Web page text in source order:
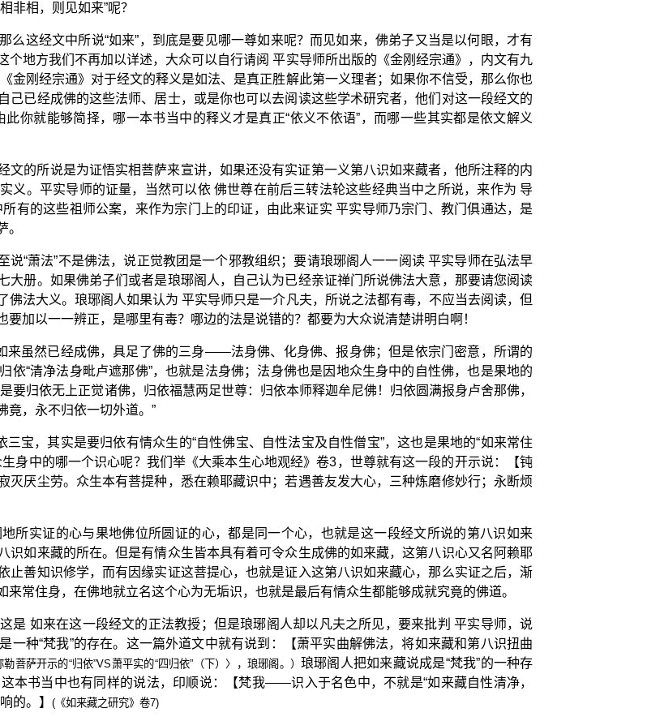
非相，则见如来”呢？
么这经文中所说“如来”，到底是要见哪一尊如来呢？而见如来，佛弟子又当是以何眼，才有
地方我们不再加以详述，大众可以自行请阅 平实导师所出版的《金刚经宗通》，内文有九
金刚经宗通》对于经文的释义是如法、是真正胜解此第一义理者；如果你不信受，那么你也
己已经成佛的这些法师、居士，或是你也可以去阅读这些学术研究者，他们对这一段经文的
你就能够简择，哪一本书当中的释义才是真正“依义不依语”，而哪一些其实都是依文解义
文的所说是为证悟实相菩萨来宣讲，如果还没有实证第一义第八识如来藏者，他所注释的内
义。平实导师的证量，当然可以依 佛世尊在前后三转法轮这些经典当中之所说，来作为 导
有的这些祖师公案，来作为宗门上的印证，由此来证实 平实导师乃宗门、教门俱通达，是
说“萧法”不是佛法，说正觉教团是一个邪教组织；要请琅琊阁人一一阅读 平实导师在弘法早
大册。如果佛弟子们或者是琅琊阁人，自己认为已经亲证禅门所说佛法大意，那要请您阅读
法大义。琅琊阁人如果认为 平实导师只是一介凡夫，所说之法都有毒，不应当去阅读，但
加以一一辨正，是哪里有毒？哪边的法是说错的？都要为大众说清楚讲明白啊！
来虽然已经成佛，具足了佛的三身——法身佛、化身佛、报身佛；但是依宗门密意，所谓的
依“清净法身毗卢遮那佛”，也就是法身佛；法身佛也是因地众生身中的自性佛，也是果地的
归依无上正觉诸佛，归依福慧两足世尊：归依本师释迦牟尼佛！归依圆满报身卢舍那佛，
竟，永不归依一切外道。”
宝，其实是要归依有情众生的“自性佛宝、自性法宝及自性僧宝”，这也是果地的“如来常住
生身中的哪一个识心呢？我们举《大乘本生心地观经》卷3，世尊就有这一段的开示说：【钝
灭厌尘劳。众生本有菩提种，悉在赖耶藏识中；若遇善友发大心，三种炼磨修妙行；永断烦
所实证的心与果地佛位所圆证的心，都是同一个心，也就是这一段经文所说的第八识如来
识如来藏的所在。但是有情众生皆本具有着可令众生成佛的如来藏，这第八识心又名阿赖耶
止善知识修学，而有因缘实证这菩提心，也就是证入这第八识如来藏心，那么实证之后，渐
常住身，在佛地就立名这个心为无垢识，也就是最后有情众生都能够成就究竟的佛道。
是 如来在这一段经文的正法教授；但是琅琊阁人却以凡夫之所见，要来批判 平实导师，说
一种“梵我”的存在。这一篇外道文中就有说到：【萧平实曲解佛法，将如来藏和第八识扭曲
勒菩萨开示的“归依”VS萧平实的“四归依”（下）〉，琅琊阁。）琅琊阁人把如来藏说成是“梵我”的一种存
本书当中也有同样的说法，印顺说：【梵我——识入于名色中，不就是“如来藏自性清净，
的。】 (《如来藏之研究》卷7)